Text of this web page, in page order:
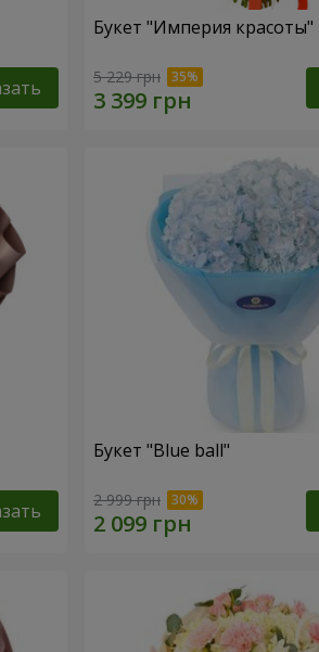
Букет "Империя красоты"
5 229 грн
Букет "Blue ball"
2 999 грн